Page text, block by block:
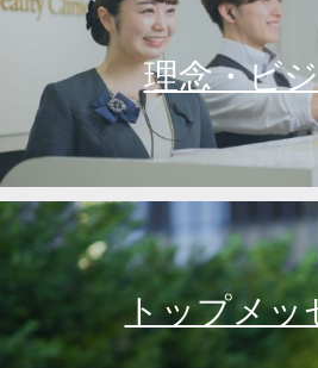
理念・ビ
トップメッ